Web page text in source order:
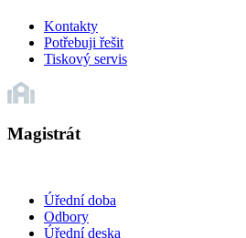
Kontakty
Potřebuji řešit
Tiskový servis
Magistrát
Úřední doba
Odbory
Úřední deska